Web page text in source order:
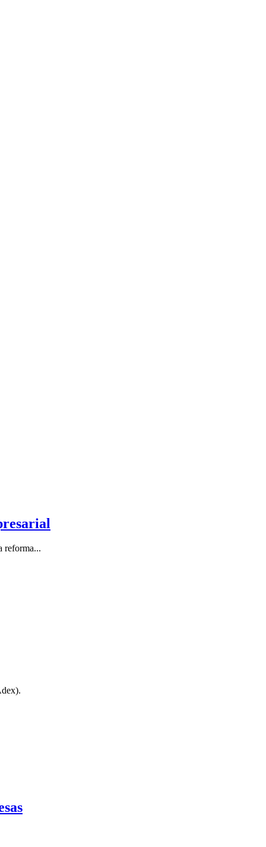
reforma...